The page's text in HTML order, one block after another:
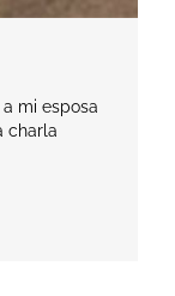
mi esposa
charla